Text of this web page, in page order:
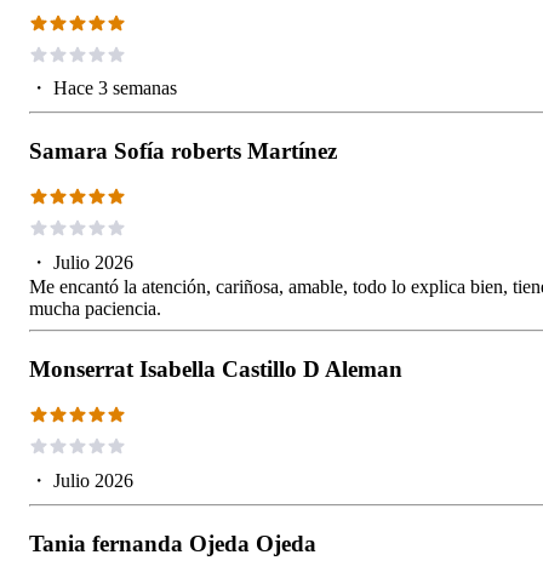
・ Hace 3 semanas
Samara Sofía roberts Martínez
・ Julio 2026
Me encantó la atención, cariñosa, amable, todo lo explica bien,
mucha paciencia.
Monserrat Isabella Castillo D Aleman
・ Julio 2026
Tania fernanda Ojeda Ojeda